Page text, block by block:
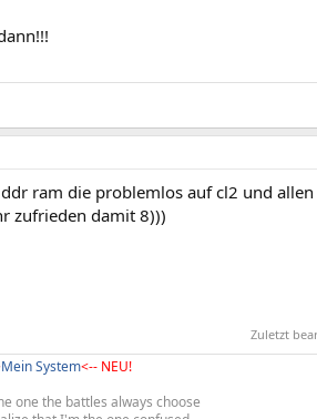
ram die problemlos auf cl2 und
zufrieden damit 8)))
Zuletzt
Mein System<-- NEU!
one the battles always choose